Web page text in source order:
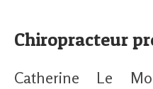
Chiropracteur
Catherine Le